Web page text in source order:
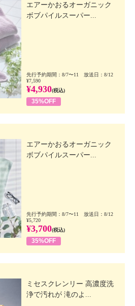
エアーかおるオーガニック
ボブパイルスーパー...
先行予約期間：8/7〜11 放送日：8/12
¥7,590
¥4,930(税込)
35%OFF
エアーかおるオーガニック
ボブパイルスーパー...
先行予約期間：8/7〜11 放送日：8/12
¥5,720
¥3,700(税込)
35%OFF
ミセスクレンリー 高濃度洗
浄で汚れが 滝のよ...